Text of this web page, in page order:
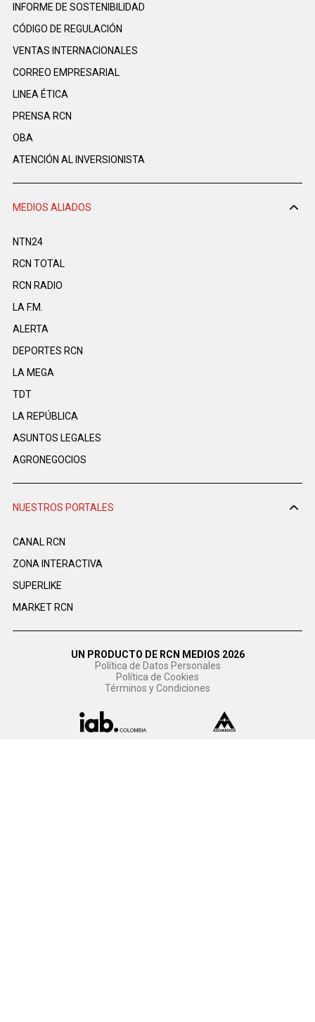
INFORME DE SOSTENIBILIDAD
CÓDIGO DE REGULACIÓN
VENTAS INTERNACIONALES
CORREO EMPRESARIAL
LINEA ÉTICA
PRENSA RCN
OBA
ATENCIÓN AL INVERSIONISTA
MEDIOS ALIADOS
NTN24
RCN TOTAL
RCN RADIO
LA F.M.
ALERTA
DEPORTES RCN
LA MEGA
TDT
LA REPÚBLICA
ASUNTOS LEGALES
AGRONEGOCIOS
NUESTROS PORTALES
CANAL RCN
ZONA INTERACTIVA
SUPERLIKE
MARKET RCN
UN PRODUCTO DE RCN MEDIOS 2026
Política de Datos Personales
Política de Cookies
Términos y Condiciones